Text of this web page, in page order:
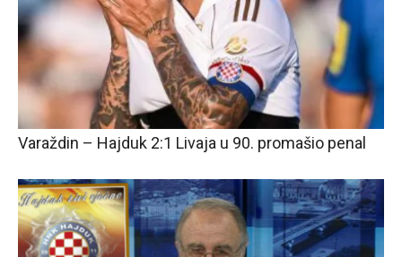
Varaždin – Hajduk 2:1 Livaja u 90. promašio penal